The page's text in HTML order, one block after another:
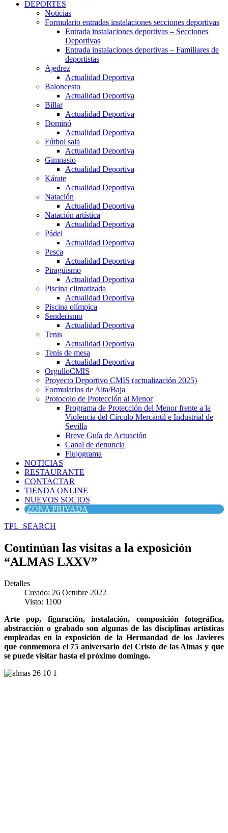
DEPORTES
Noticias
Formulario entradas instalaciones secciones deportivas
Entrada instalaciones deportivas – Secciones
Deportivas
Entrada instalaciones deportivas – Familiares de
deportistas
Ajedrez
Actualidad Deportiva
Baloncesto
Actualidad Deportiva
Billar
Actualidad Deportiva
Dominó
Actualidad Deportiva
Fútbol sala
Actualidad Deportiva
Gimnasio
Actualidad Deportiva
Kárate
Actualidad Deportiva
Natación
Actualidad Deportiva
Natación artística
Actualidad Deportiva
Pádel
Actualidad Deportiva
Pesca
Actualidad Deportiva
Piragüismo
Actualidad Deportiva
Piscina climatizada
Actualidad Deportiva
Piscina olímpica
Senderismo
Actualidad Deportiva
Tenis
Actualidad Deportiva
Tenis de mesa
Actualidad Deportiva
OrgulloCMIS
Proyecto Deportivo CMIS (actualización 2025)
Formularios de Alta/Baja
Protocolo de Protección al Menor
Programa de Protección del Menor frente a la
Violencia del Círculo Mercantil e Industrial de
Sevilla
Breve Guía de Actuación
Canal de denuncia
Flujograma
NOTICIAS
RESTAURANTE
CONTACTAR
TIENDA ONLINE
NUEVOS SOCIOS
ZONA PRIVADA
TPL_SEARCH
Continúan las visitas a la exposición
“ALMAS LXXV”
Detalles
Creado: 26 Octubre 2022
Visto: 1100
Arte pop, figuración, instalación, composición fotográfica,
abstracción o grabado son algunas de las disciplinas artísticas
empleadas en la exposición de la Hermandad de los Javieres
que conmemora el 75 aniversario del Cristo de las Almas y que
se puede visitar hasta el próximo domingo.